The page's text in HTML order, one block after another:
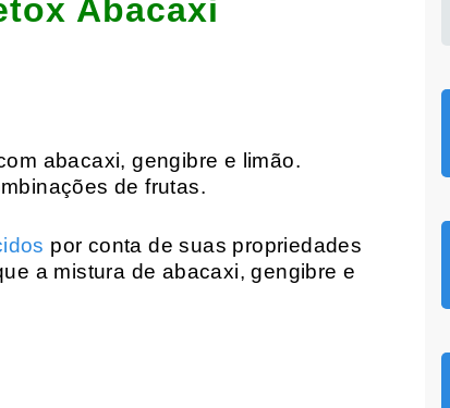
Abacaxi
abacaxi, gengibre e limão.
de frutas.
por conta de suas propriedades
a mistura de abacaxi, gengibre e